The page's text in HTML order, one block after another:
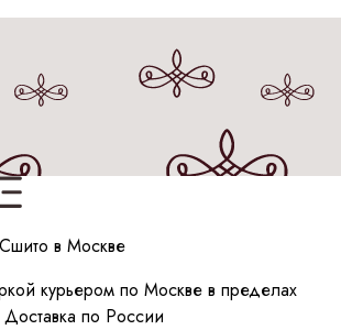
обработки данных
в Москве
курьером по Москве в пределах
по России